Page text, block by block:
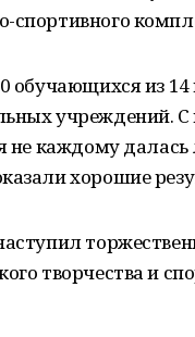
обучающихся из
учреждений.
каждому далась
хорошие
творчества и